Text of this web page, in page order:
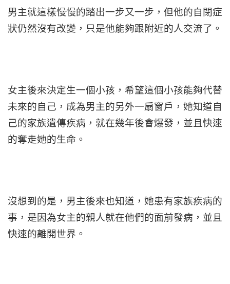
男主就這樣慢慢的踏出一步又一步，但他的自閉症
狀仍然沒有改變，只是他能夠跟附近的人交流了。
女主後來決定生一個小孩，希望這個小孩能夠代替
未來的自己，成為男主的另外一扇窗戶，她知道自
己的家族遺傳疾病，就在幾年後會爆發，並且快速
的奪走她的生命。
沒想到的是，男主後來也知道，她患有家族疾病的
事，是因為女主的親人就在他們的面前發病，並且
快速的離開世界。